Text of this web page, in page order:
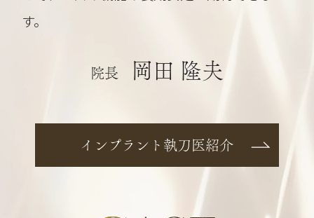
す。
院長 岡田 隆夫
インプラント執刀医紹介